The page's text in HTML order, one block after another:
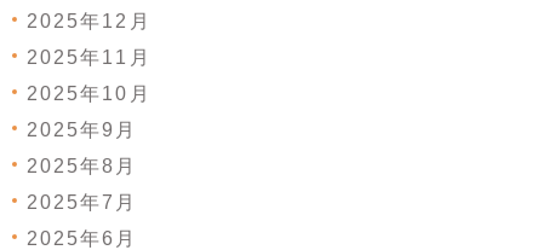
2025年12月
2025年11月
2025年10月
2025年9月
2025年8月
2025年7月
2025年6月